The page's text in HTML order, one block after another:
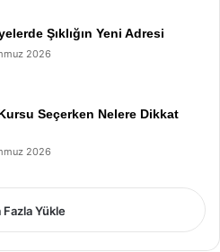
Şıklığın Yeni Adresi
2026
Seçerken Nelere Dikkat
2026
Fazla Yükle